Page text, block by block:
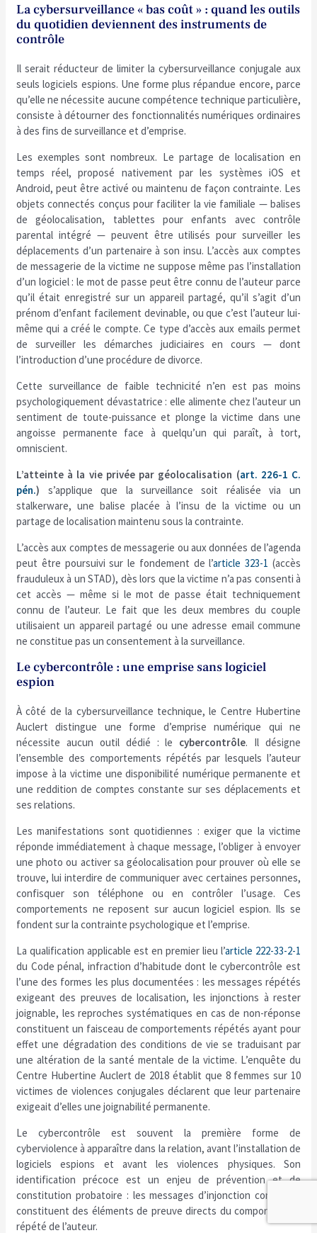
La cybersurveillance « bas coût » : quand les outils
du quotidien deviennent des instruments de
contrôle
Il serait réducteur de limiter la cybersurveillance conjugale aux
seuls logiciels espions. Une forme plus répandue encore, parce
qu’elle ne nécessite aucune compétence technique particulière,
consiste à détourner des fonctionnalités numériques ordinaires
à des fins de surveillance et d’emprise.
Les exemples sont nombreux. Le partage de localisation en
temps réel, proposé nativement par les systèmes iOS et
Android, peut être activé ou maintenu de façon contrainte. Les
objets connectés conçus pour faciliter la vie familiale — balises
de géolocalisation, tablettes pour enfants avec contrôle
parental intégré — peuvent être utilisés pour surveiller les
déplacements d’un partenaire à son insu. L’accès aux comptes
de messagerie de la victime ne suppose même pas l’installation
d’un logiciel : le mot de passe peut être connu de l’auteur parce
qu’il était enregistré sur un appareil partagé, qu’il s’agit d’un
prénom d’enfant facilement devinable, ou que c’est l’auteur lui-
même qui a créé le compte. Ce type d’accès aux emails permet
de surveiller les démarches judiciaires en cours — dont
l’introduction d’une procédure de divorce.
Cette surveillance de faible technicité n’en est pas moins
psychologiquement dévastatrice : elle alimente chez l’auteur un
sentiment de toute-puissance et plonge la victime dans une
angoisse permanente face à quelqu’un qui paraît, à tort,
omniscient.
L’atteinte à la vie privée par géolocalisation (art. 226-1 C.
pén.) s’applique que la surveillance soit réalisée via un
stalkerware, une balise placée à l’insu de la victime ou un
partage de localisation maintenu sous la contrainte.
L’accès aux comptes de messagerie ou aux données de l’agenda
peut être poursuivi sur le fondement de l’article 323-1 (accès
frauduleux à un STAD), dès lors que la victime n’a pas consenti à
cet accès — même si le mot de passe était techniquement
connu de l’auteur. Le fait que les deux membres du couple
utilisaient un appareil partagé ou une adresse email commune
ne constitue pas un consentement à la surveillance.
Le cybercontrôle : une emprise sans logiciel
espion
À côté de la cybersurveillance technique, le Centre Hubertine
Auclert distingue une forme d’emprise numérique qui ne
nécessite aucun outil dédié : le cybercontrôle. Il désigne
l’ensemble des comportements répétés par lesquels l’auteur
impose à la victime une disponibilité numérique permanente et
une reddition de comptes constante sur ses déplacements et
ses relations.
Les manifestations sont quotidiennes : exiger que la victime
réponde immédiatement à chaque message, l’obliger à envoyer
une photo ou activer sa géolocalisation pour prouver où elle se
trouve, lui interdire de communiquer avec certaines personnes,
confisquer son téléphone ou en contrôler l’usage. Ces
comportements ne reposent sur aucun logiciel espion. Ils se
fondent sur la contrainte psychologique et l’emprise.
La qualification applicable est en premier lieu l’article 222-33-2-1
du Code pénal, infraction d’habitude dont le cybercontrôle est
l’une des formes les plus documentées : les messages répétés
exigeant des preuves de localisation, les injonctions à rester
joignable, les reproches systématiques en cas de non-réponse
constituent un faisceau de comportements répétés ayant pour
effet une dégradation des conditions de vie se traduisant par
une altération de la santé mentale de la victime. L’enquête du
Centre Hubertine Auclert de 2018 établit que 8 femmes sur 10
victimes de violences conjugales déclarent que leur partenaire
exigeait d’elles une joignabilité permanente.
Le cybercontrôle est souvent la première forme de
cyberviolence à apparaître dans la relation, avant l’installation de
logiciels espions et avant les violences physiques. Son
identification précoce est un enjeu de prévention et de
constitution probatoire : les messages d’injonction conservés
constituent des éléments de preuve directs du comportement
répété de l’auteur.